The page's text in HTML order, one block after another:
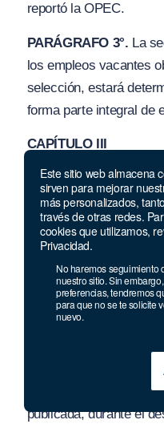
Este sitio web almacena
sirven para mejorar
más personalizados,
través de otras redes.
cookies que utilizamos,
Privacidad.
No haremos seguimiento
nuestro sitio. Sin
preferencias, tendremos
para que no se te solicite
nuevo.
reportó la OPEC.
PARÁGRAFO 3°. La
los empleos vacantes
selección, estará
forma parte integral de
CAPÍTULO III
DIVULGACIÓN DEL
INSCRIPCIÓN
ARTÍCULO 11°.
divulgará en la página
enlace SlMO y en la
del Proceso de
demás medios que
fecha que establezca
publicada, durante el